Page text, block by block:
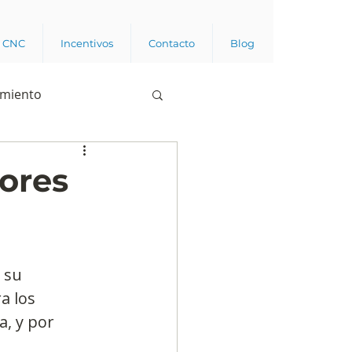
Incentivos Contacto Blog
Business analytics
trabajador
los
y por